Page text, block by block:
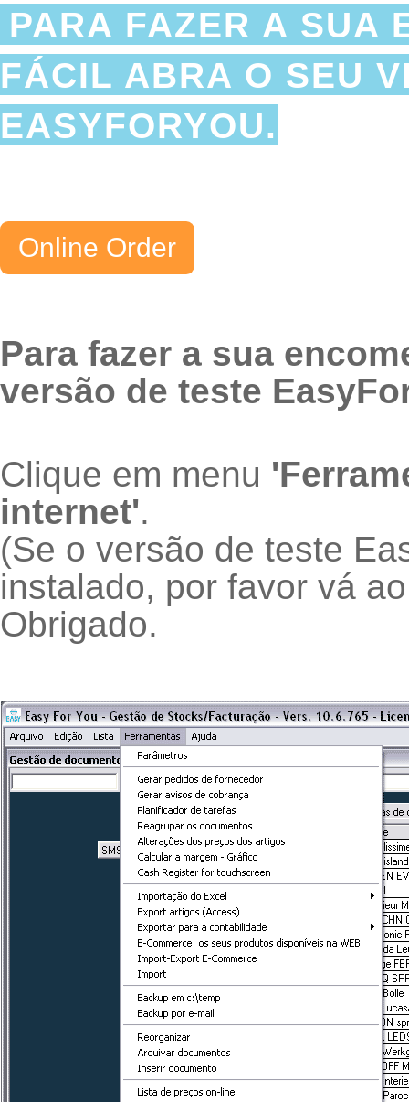
PARA FAZER A SUA
FÁCIL ABRA O SEU
EASYFORYOU.
Para fazer a sua
versão de teste
Clique em menu
internet'.
(Se o versão de teste
instalado, por favor vá
Obrigado.